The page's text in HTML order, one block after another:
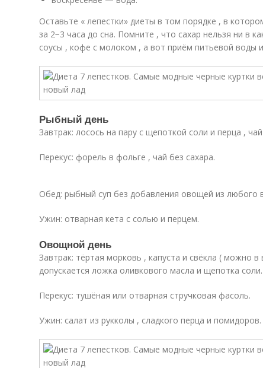
Оставьте « лепестки» диеты в том порядке , в
за 2−3 часа до сна. Помните , что сахар нельзя ни в
соусы , кофе с молоком , а вот приём питьевой воды
Рыбный день
Завтрак: лосось на пару с щепоткой соли и перца ,
Перекус: форель в фольге , чай без сахара.
Обед: рыбный суп без добавления овощей из любого
Ужин: отварная кета с солью и перцем.
Овощной день
Завтрак: тёртая морковь , капуста и свёкла ( можно
допускается ложка оливкового масла и щепотка соли.
Перекус: тушёная или отварная стручковая фасоль.
Ужин: салат из рукколы , сладкого перца и помидоров.